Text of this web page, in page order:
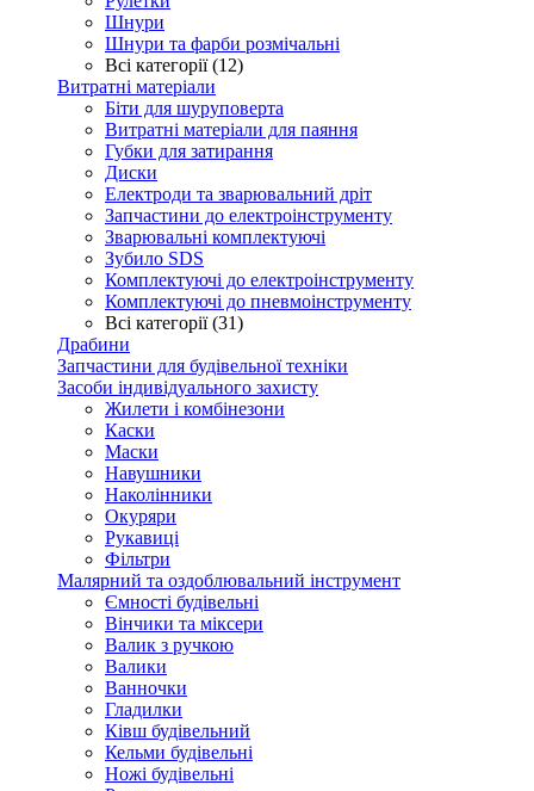
Шнури
Шнури та фарби розмічальні
Всі категорії (12)
Витратні матеріали
Біти для шуруповерта
Витратні матеріали для паяння
Губки для затирання
Диски
Електроди та зварювальний дріт
Запчастини до електроінструменту
Зварювальні комплектуючі
Зубило SDS
Комплектуючі до електроінструменту
Комплектуючі до пневмоінструменту
Всі категорії (31)
Драбини
Запчастини для будівельної техніки
Засоби індивідуального захисту
Жилети і комбінезони
Каски
Маски
Навушники
Наколінники
Окуряри
Рукавиці
Фільтри
Малярний та оздоблювальний інструмент
Ємності будівельні
Вінчики та міксери
Валик з ручкою
Валики
Ванночки
Гладилки
Ківш будівельний
Кельми будівельні
Ножі будівельні